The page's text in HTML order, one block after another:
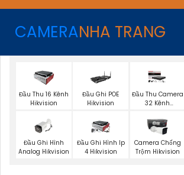
CAMERANHA TRANG
Đầu Thu 16 Kênh
Hikvision
Đầu Ghi POE
Hikvision
Đầu Thu Camera
32 Kênh
Đầu Ghi Hình
Analog Hikvision
Đầu Ghi Hình Ip
4 Hikvision
Camera Chống
Trộm Hikvision